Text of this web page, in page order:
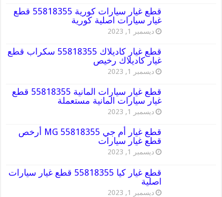
قطع غيار سيارات كورية 55818355 قطع
غيار سيارات اصلية كورية
ديسمبر 1, 2023
قطع غيار كاديلاك 55818355 سكراب قطع
غيار كاديلاك رخيص
ديسمبر 1, 2023
قطع غيار سيارات المانية 55818355 قطع
غيار سيارات المانية مستعملة
ديسمبر 1, 2023
قطع غيار أم جي MG 55818355 أرخص
قطع غيار سيارات
ديسمبر 1, 2023
قطع غيار كيا 55818355 قطع غيار سيارات
اصلية
ديسمبر 1, 2023